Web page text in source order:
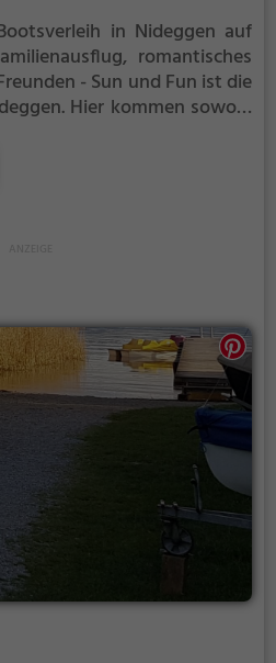
in Nideggen auf
romantisches
- Sun und Fun ist die
Hier kommen sowohl